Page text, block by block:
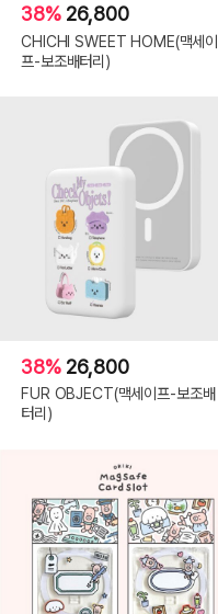
38% 26,800
CHICHI SWEET HOME(맥세이
프-보조배터리)
38% 26,800
FUR OBJECT(맥세이프-보조배
터리)